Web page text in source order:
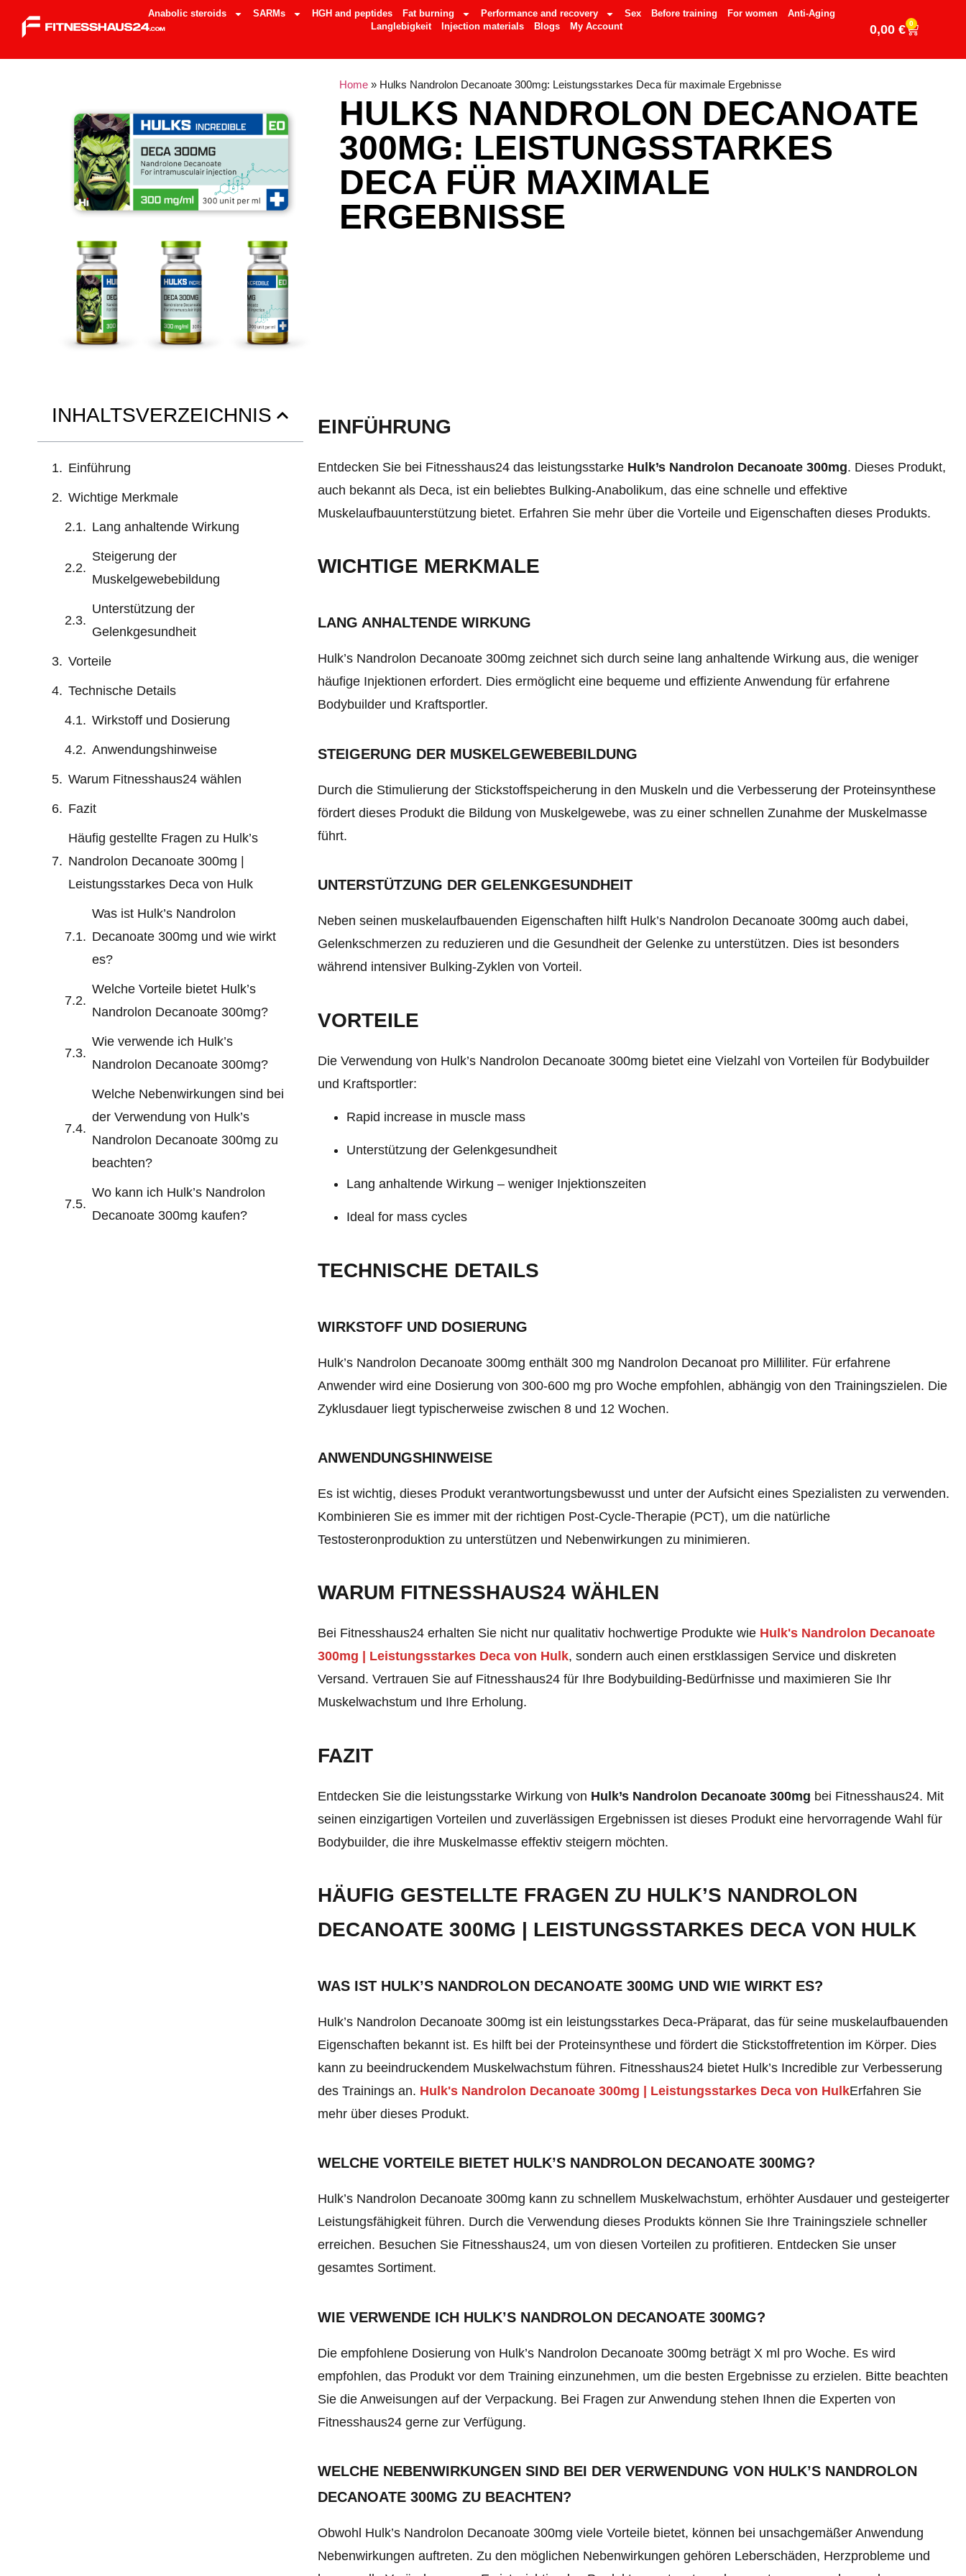
Anabolic steroids SARMs HGH and peptides Fat burning Performance and recovery Sex Before training For women
Anti-Aging
Langlebigkeit
Injection materials Blogs My Account 0,00 € 0
Home» Hulks Nandrolon Decanoate 300mg: Leistungsstarkes Deca für maximale Ergebnisse
HULKS NANDROLON DECANOATE
300MG: LEISTUNGSSTARKES
DECA FÜR MAXIMALE
ERGEBNISSE
INHALTSVERZEICHNIS
Einführung
Wichtige Merkmale
Lang anhaltende Wirkung
Steigerung der
Muskelgewebebildung
Unterstützung der
Gelenkgesundheit
Vorteile
Technische Details
Wirkstoff und Dosierung
Anwendungshinweise
Warum Fitnesshaus24 wählen
Fazit
Häufig gestellte Fragen zu Hulk’s
Nandrolon Decanoate 300mg |
Leistungsstarkes Deca von Hulk
Was ist Hulk’s Nandrolon
Decanoate 300mg und wie wirkt
es?
Welche Vorteile bietet Hulk’s
Nandrolon Decanoate 300mg?
Wie verwende ich Hulk’s
Nandrolon Decanoate 300mg?
Welche Nebenwirkungen sind bei
der Verwendung von Hulk’s
Nandrolon Decanoate 300mg zu
beachten?
Wo kann ich Hulk’s Nandrolon
Decanoate 300mg kaufen?
EINFÜHRUNG
Entdecken Sie bei Fitnesshaus24 das leistungsstarke Hulk’s Nandrolon Decanoate 300mg. Dieses Produkt,
auch bekannt als Deca, ist ein beliebtes Bulking-Anabolikum, das eine schnelle und effektive
Muskelaufbauunterstützung bietet. Erfahren Sie mehr über die Vorteile und Eigenschaften dieses Produkts.
WICHTIGE MERKMALE
LANG ANHALTENDE WIRKUNG
Hulk’s Nandrolon Decanoate 300mg zeichnet sich durch seine lang anhaltende Wirkung aus, die weniger
häufige Injektionen erfordert. Dies ermöglicht eine bequeme und effiziente Anwendung für erfahrene
Bodybuilder und Kraftsportler.
STEIGERUNG DER MUSKELGEWEBEBILDUNG
Durch die Stimulierung der Stickstoffspeicherung in den Muskeln und die Verbesserung der Proteinsynthese
fördert dieses Produkt die Bildung von Muskelgewebe, was zu einer schnellen Zunahme der Muskelmasse
führt.
UNTERSTÜTZUNG DER GELENKGESUNDHEIT
Neben seinen muskelaufbauenden Eigenschaften hilft Hulk’s Nandrolon Decanoate 300mg auch dabei,
Gelenkschmerzen zu reduzieren und die Gesundheit der Gelenke zu unterstützen. Dies ist besonders
während intensiver Bulking-Zyklen von Vorteil.
VORTEILE
Die Verwendung von Hulk’s Nandrolon Decanoate 300mg bietet eine Vielzahl von Vorteilen für Bodybuilder
und Kraftsportler:
Rapid increase in muscle mass
Unterstützung der Gelenkgesundheit
Lang anhaltende Wirkung – weniger Injektionszeiten
Ideal for mass cycles
TECHNISCHE DETAILS
WIRKSTOFF UND DOSIERUNG
Hulk’s Nandrolon Decanoate 300mg enthält 300 mg Nandrolon Decanoat pro Milliliter. Für erfahrene
Anwender wird eine Dosierung von 300-600 mg pro Woche empfohlen, abhängig von den Trainingszielen. Die
Zyklusdauer liegt typischerweise zwischen 8 und 12 Wochen.
ANWENDUNGSHINWEISE
Es ist wichtig, dieses Produkt verantwortungsbewusst und unter der Aufsicht eines Spezialisten zu verwenden.
Kombinieren Sie es immer mit der richtigen Post-Cycle-Therapie (PCT), um die natürliche
Testosteronproduktion zu unterstützen und Nebenwirkungen zu minimieren.
WARUM FITNESSHAUS24 WÄHLEN
Bei Fitnesshaus24 erhalten Sie nicht nur qualitativ hochwertige Produkte wie Hulk's Nandrolon Decanoate
300mg | Leistungsstarkes Deca von Hulk, sondern auch einen erstklassigen Service und diskreten
Versand. Vertrauen Sie auf Fitnesshaus24 für Ihre Bodybuilding-Bedürfnisse und maximieren Sie Ihr
Muskelwachstum und Ihre Erholung.
FAZIT
Entdecken Sie die leistungsstarke Wirkung von Hulk’s Nandrolon Decanoate 300mg bei Fitnesshaus24. Mit
seinen einzigartigen Vorteilen und zuverlässigen Ergebnissen ist dieses Produkt eine hervorragende Wahl für
Bodybuilder, die ihre Muskelmasse effektiv steigern möchten.
HÄUFIG GESTELLTE FRAGEN ZU HULK’S NANDROLON
DECANOATE 300MG | LEISTUNGSSTARKES DECA VON HULK
WAS IST HULK’S NANDROLON DECANOATE 300MG UND WIE WIRKT ES?
Hulk’s Nandrolon Decanoate 300mg ist ein leistungsstarkes Deca-Präparat, das für seine muskelaufbauenden
Eigenschaften bekannt ist. Es hilft bei der Proteinsynthese und fördert die Stickstoffretention im Körper. Dies
kann zu beeindruckendem Muskelwachstum führen. Fitnesshaus24 bietet Hulk’s Incredible zur Verbesserung
des Trainings an. Hulk's Nandrolon Decanoate 300mg | Leistungsstarkes Deca von HulkErfahren Sie
mehr über dieses Produkt.
WELCHE VORTEILE BIETET HULK’S NANDROLON DECANOATE 300MG?
Hulk’s Nandrolon Decanoate 300mg kann zu schnellem Muskelwachstum, erhöhter Ausdauer und gesteigerter
Leistungsfähigkeit führen. Durch die Verwendung dieses Produkts können Sie Ihre Trainingsziele schneller
erreichen. Besuchen Sie Fitnesshaus24, um von diesen Vorteilen zu profitieren. Entdecken Sie unser
gesamtes Sortiment.
WIE VERWENDE ICH HULK’S NANDROLON DECANOATE 300MG?
Die empfohlene Dosierung von Hulk’s Nandrolon Decanoate 300mg beträgt X ml pro Woche. Es wird
empfohlen, das Produkt vor dem Training einzunehmen, um die besten Ergebnisse zu erzielen. Bitte beachten
Sie die Anweisungen auf der Verpackung. Bei Fragen zur Anwendung stehen Ihnen die Experten von
Fitnesshaus24 gerne zur Verfügung.
WELCHE NEBENWIRKUNGEN SIND BEI DER VERWENDUNG VON HULK’S NANDROLON
DECANOATE 300MG ZU BEACHTEN?
Obwohl Hulk’s Nandrolon Decanoate 300mg viele Vorteile bietet, können bei unsachgemäßer Anwendung
Nebenwirkungen auftreten. Zu den möglichen Nebenwirkungen gehören Leberschäden, Herzprobleme und